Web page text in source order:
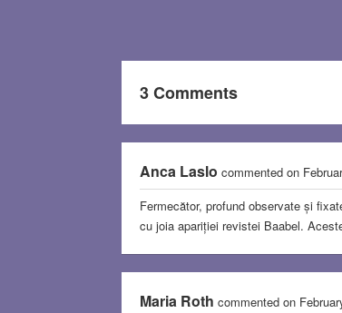
3 Comments
Anca Laslo commented on
Fermecător, profund observate și
cu joia apariției revistei Baabel.
Maria Roth commented on